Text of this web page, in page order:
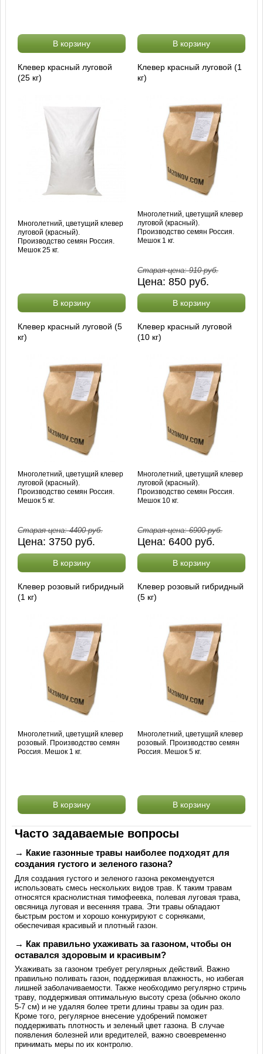
В корзину В корзину
Клевер красный луговой
(25 кг)
Многолетний, цветущий клевер
луговой (красный).
Производство семян Россия.
Мешок 25 кг.
В корзину
Клевер красный луговой (1
кг)
Многолетний, цветущий клевер
луговой (красный).
Производство семян Россия.
Мешок 1 кг.
Старая цена:910руб.
Цена: 850 руб.
В корзину
Клевер красный луговой (5
кг)
Многолетний, цветущий клевер
луговой (красный).
Производство семян Россия.
Мешок 5 кг.
Старая цена:4400руб.
Цена:3750 руб.
В корзину
Клевер красный луговой
(10 кг)
Многолетний, цветущий клевер
луговой (красный).
Производство семян Россия.
Мешок 10 кг.
Старая цена:6900руб.
Цена: 6400 руб.
В корзину
Клевер розовый гибридный
(1 кг)
Многолетний, цветущий клевер
розовый. Производство семян
Россия. Мешок 1 кг.
В корзину
Клевер розовый гибридный
(5 кг)
Многолетний, цветущий клевер
розовый. Производство семян
Россия. Мешок 5 кг.
В корзину
Часто задаваемые вопросы
→ Какие газонные травы наиболее подходят для
создания густого и зеленого газона?
Для создания густого и зеленого газона рекомендуется
использовать смесь нескольких видов трав. К таким травам
относятся краснолистная тимофеевка, полевая луговая трава,
овсяница луговая и весенняя трава. Эти травы обладают
быстрым ростом и хорошо конкурируют с сорняками,
обеспечивая красивый и плотный газон.
→ Как правильно ухаживать за газоном, чтобы он
оставался здоровым и красивым?
Ухаживать за газоном требует регулярных действий. Важно
правильно поливать газон, поддерживая влажность, но избегая
лишней заболачиваемости. Также необходимо регулярно стричь
траву, поддерживая оптимальную высоту среза (обычно около
5-7 см) и не удаляя более трети длины травы за один раз.
Кроме того, регулярное внесение удобрений поможет
поддерживать плотность и зеленый цвет газона. В случае
появления болезней или вредителей, важно своевременно
принимать меры по их контролю.